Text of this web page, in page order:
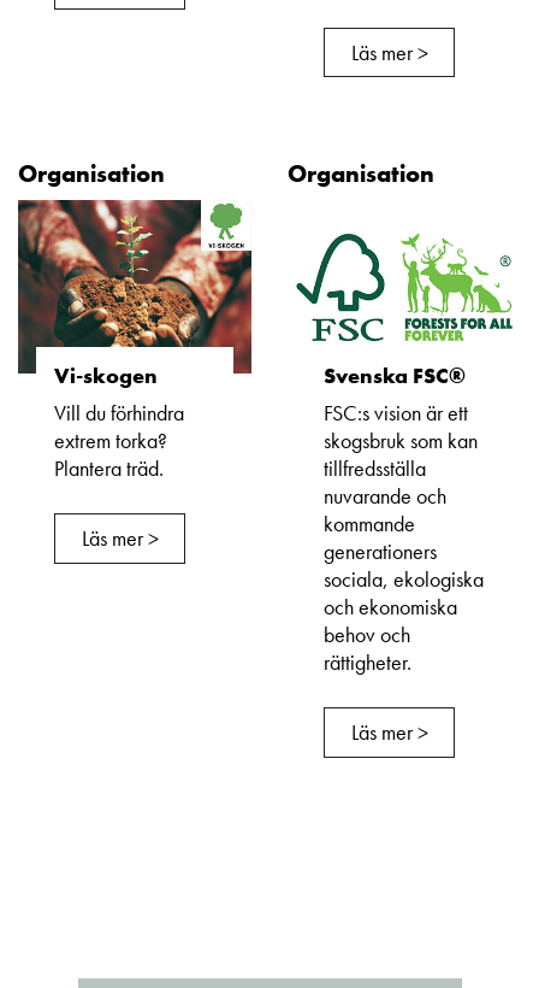
Läs mer >
Organisation
Vi-skogen
Vill du förhindra
extrem torka?
Plantera träd.
Läs mer >
Organisation
Svenska FSC®
FSC:s vision är ett
skogsbruk som kan
tillfredsställa
nuvarande och
kommande
generationers
sociala, ekologiska
och ekonomiska
behov och
rättigheter.
Läs mer >